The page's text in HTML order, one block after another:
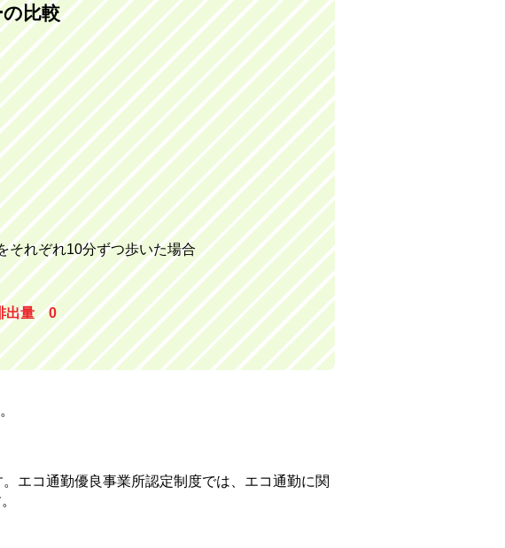
比較
れぞれ10分ずつ歩いた場合
出量 0
エコ通勤優良事業所認定制度では、エコ通勤に関